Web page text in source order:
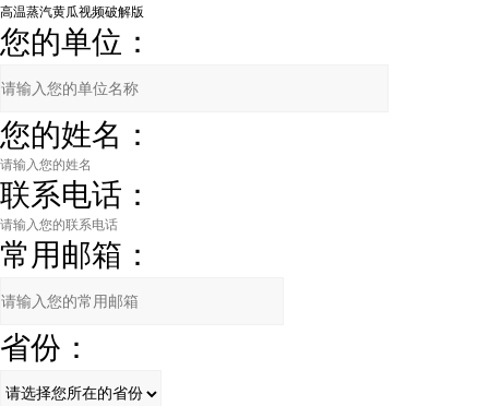
您的单位：
您的姓名：
联系电话：
常用邮箱：
省份：